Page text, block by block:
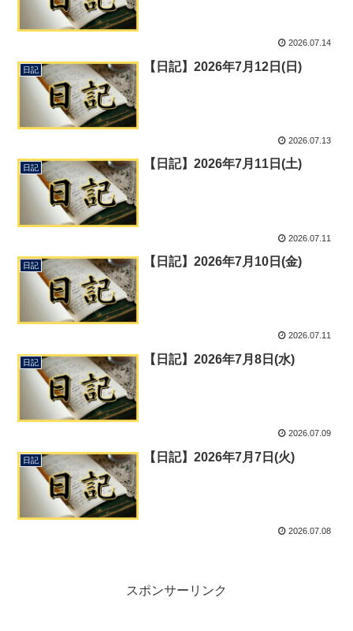
2026.07.14
日記 【日記】2026年7月12日(日)
2026.07.13
日記 【日記】2026年7月11日(土)
2026.07.11
日記 【日記】2026年7月10日(金)
2026.07.11
日記 【日記】2026年7月8日(水)
2026.07.09
日記 【日記】2026年7月7日(火)
2026.07.08
スポンサーリンク